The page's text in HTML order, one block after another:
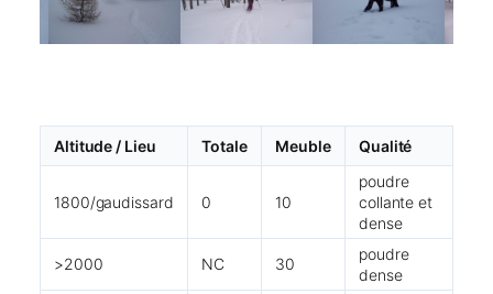
Altitude / Lieu Totale Meuble Qualité
1800/gaudissard 0 10
poudre
collante et
dense
>2000 NC 30
poudre
dense